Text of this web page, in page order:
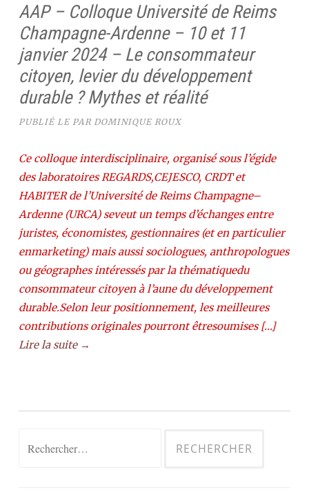
AAP – Colloque Université de Reims
Champagne-Ardenne – 10 et 11
janvier 2024 – Le consommateur
citoyen, levier du développement
durable ? Mythes et réalité
PUBLIÉ LE PAR DOMINIQUE ROUX
Ce colloque interdisciplinaire, organisé sous l’égide
des laboratoires REGARDS,CEJESCO, CRDT et
HABITER de l’Université de Reims Champagne–
Ardenne (URCA) seveut un temps d’échanges entre
juristes, économistes, gestionnaires (et en particulier
enmarketing) mais aussi sociologues, anthropologues
ou géographes intéressés par la thématiquedu
consommateur citoyen à l’aune du développement
durable.Selon leur positionnement, les meilleures
contributions originales pourront êtresoumises […]
Lire la suite →